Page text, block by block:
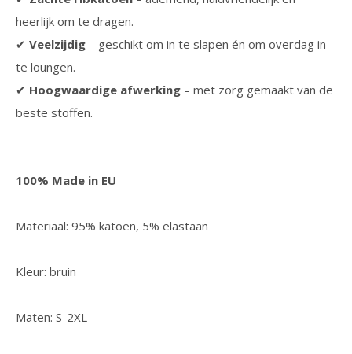
heerlijk om te dragen.
✔ Veelzijdig – geschikt om in te slapen én om overdag in
te loungen.
✔ Hoogwaardige afwerking – met zorg gemaakt van de
beste stoffen.
100% Made in EU
Materiaal: 95% katoen, 5% elastaan
Kleur: bruin
Maten: S-2XL